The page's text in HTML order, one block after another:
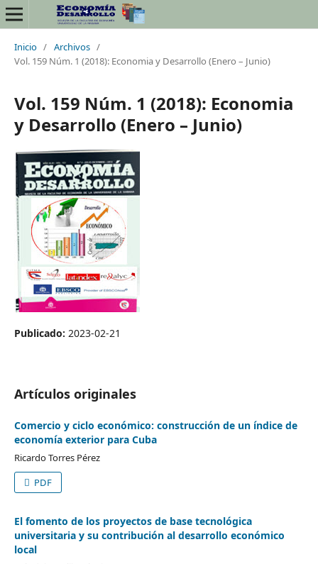
Inicio / Archivos /
Vol. 159 Núm. 1 (2018): Economia y Desarrollo (Enero – Junio)
Vol. 159 Núm. 1 (2018): Economia
y Desarrollo (Enero – Junio)
Publicado: 2023-02-21
Artículos originales
Comercio y ciclo económico: construcción de un índice de
economía exterior para Cuba
Ricardo Torres Pérez
PDF
El fomento de los proyectos de base tecnológica
universitaria y su contribución al desarrollo económico
local